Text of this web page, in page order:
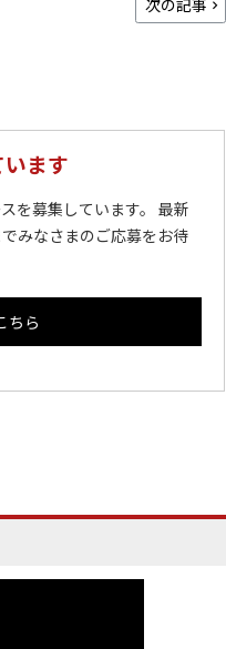
ます
を募集しています。 最新
みなさまのご応募をお待
ちら